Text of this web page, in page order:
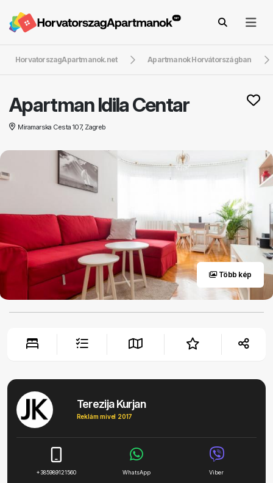
HorvatorszagApartmanok.net Apartmanok Horvátországban
Apartman Idila Centar
Miramarska Cesta 107, Zagreb
Több kép
Terezija Kurjan
Reklám mivel 2017
+385989121560 WhatsApp Viber